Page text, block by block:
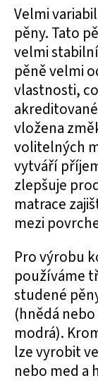
Velmi
pěny. Tato
velmi
pěně velmi
vlastnosti,
vložena
volitelných
vytváří
zlepšuje
matrace
mezi
Pro výrobu
používáme
studené
(hnědá
modrá).
lze vyrobit
nebo med a